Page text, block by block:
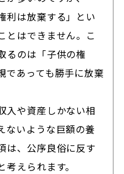
利は放棄する」とい
とはできません。こ
るのは「子供の権
であっても勝手に放棄
入や資産しかない相
ないような巨額の養
は、公序良俗に反す
えられます。